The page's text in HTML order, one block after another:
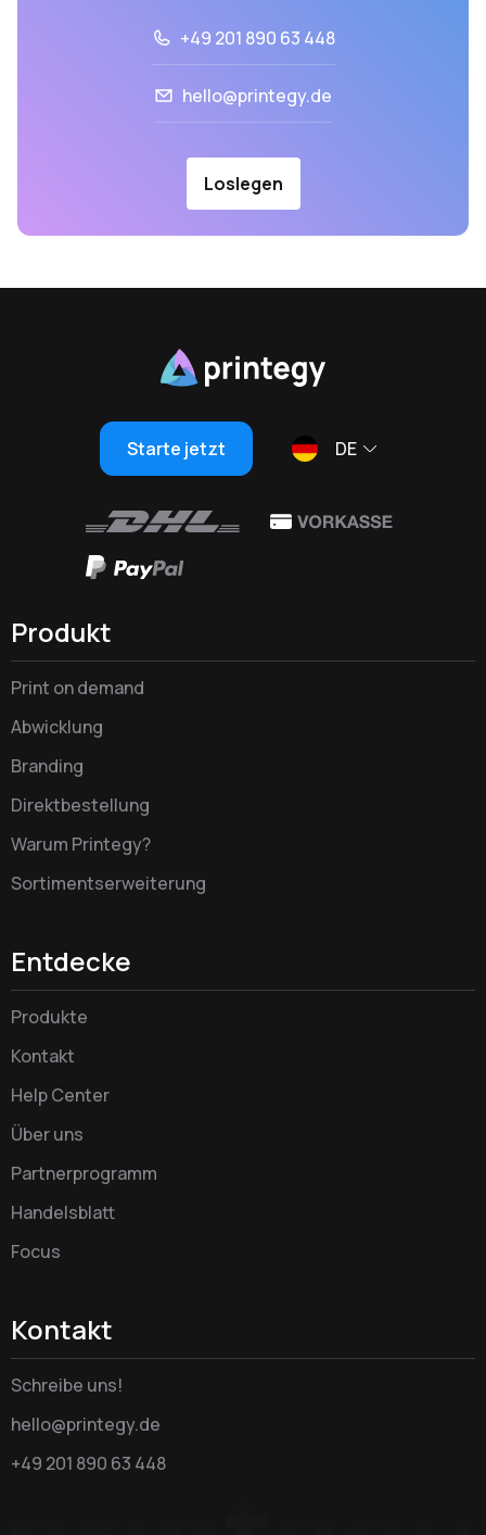
+49 201 890 63 448
hello@printegy.de
Loslegen
Starte jetzt DE
Produkt
Print on demand
Abwicklung
Branding
Direktbestellung
Warum Printegy?
Sortimentserweiterung
Entdecke
Produkte
Kontakt
Help Center
Über uns
Partnerprogramm
Handelsblatt
Focus
Kontakt
Schreibe uns!
hello@printegy.de
+49 201 890 63 448